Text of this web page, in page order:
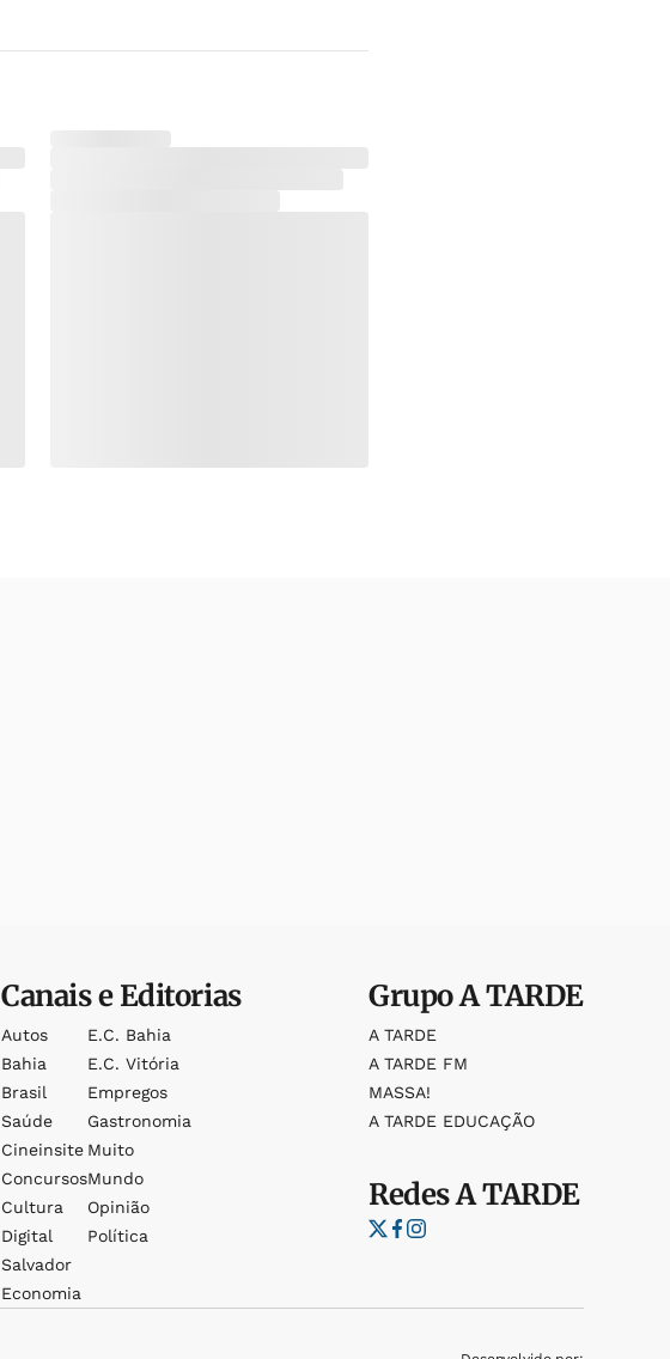
Canais e Editorias
Autos
Bahia
Brasil
Saúde
Cineinsite
Concursos
Cultura
Digital
Salvador
Economia
E.c. Bahia
E.c. Vitória
Empregos
Gastronomia
Muito
Mundo
Opinião
Política
GrupoA TARDE
A TARDE
A TARDE FM
MASSA!
A TARDE EDUCAÇÃO
RedesA TARDE